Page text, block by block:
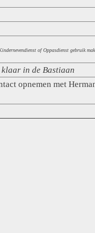
of Oppasdienst gebruik
in de Bastiaan
opnemen met